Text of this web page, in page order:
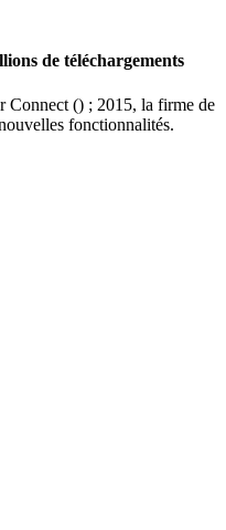
de téléchargements
Connect () ; 2015, la firme de
fonctionnalités.